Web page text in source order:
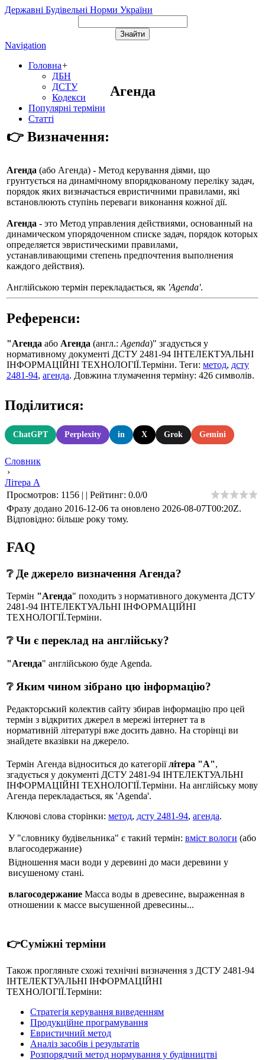
Державні Будівельні Норми України
Navigation
Головна+
ДБН
ДСТУ
Кодекси
Популярні терміни
Статті
Агенда
👉 Визначення:
Агенда (або Агенда) - Метод керування діями, що
грунтується на динамічному впорядкованому переліку задач,
порядок яких визначається евристичними правилами, які
встановлюють ступінь переваги виконання кожної дії.
Агенда - это Метод управления действиями, основанный на
динамическом упорядоченном списке задач, порядок которых
определяется эвристическими правилами,
устанавливающими степень предпочтения выполнения
каждого действия).
Англійською термін перекладається, як 'Agenda'.
Референси:
"Агенда або Агенда (англ.: Agenda)" згадується у
нормативному документі ДСТУ 2481-94 IНТЕЛЕКТУАЛЬНI
IНФОРМАЦIЙНІ ТЕХНОЛОГIЇ.Терміни. Теги: метод, дсту
2481-94, агенда. Довжина тлумачення терміну: 426 символів.
Поділитися:
ChatGPT Perplexity in X Grok Gemini
Словник
›
Літера А
Просмотров: 1156 | | Рейтинг: 0.0/0
Фразу додано 2016-12-06 та оновлено 2026-08-07T00:20Z.
Відповідно: більше року тому.
FAQ
❔ Де джерело визначення Агенда?
Термін "Агенда" походить з нормативного документа ДСТУ
2481-94 IНТЕЛЕКТУАЛЬНI IНФОРМАЦIЙНІ
ТЕХНОЛОГIЇ.Терміни.
❔ Чи є переклад на англійську?
"Агенда" англійською буде Agenda.
❔ Яким чином зібрано цю інформацію?
Редакторський колектив сайту збирав інформацію про цей
термін з відкритих джерел в мережі інтернет та в
нормативній літературі вже досить давно. На сторінці ви
знайдете вказівки на джерело.
Термін Агенда відноситься до категоріїлітера "А",
згадується у документі ДСТУ 2481-94 IНТЕЛЕКТУАЛЬНI
IНФОРМАЦIЙНІ ТЕХНОЛОГIЇ.Терміни. На англійську мову
Агенда перекладається, як 'Agenda'.
Ключові слова сторінки: метод, дсту 2481-94, агенда.
У "словнику будівельника" є такий термін: вміст вологи (або
влагосодержание)
Відношення маси води у деревині до маси деревини у
висушеному стані.
влагосодержание Масса воды в древесине, выраженная в
отношении к массе высушенной древесины...
👉Суміжні терміни
Також прогляньте схожі технічні визначення з ДСТУ 2481-94
IНТЕЛЕКТУАЛЬНI IНФОРМАЦIЙНІ
ТЕХНОЛОГIЇ.Терміни:
Стратегія керування виведенням
Продукційне програмування
Евристичний метод
Аналіз засобів і результатів
Розпорядчий метод нормування у будівництві